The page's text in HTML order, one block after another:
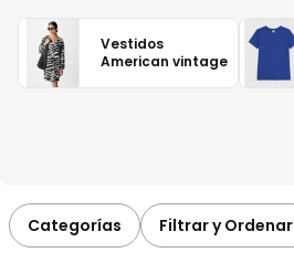
Vestidos
American vintage
Categorías Filtrar y Ordenar